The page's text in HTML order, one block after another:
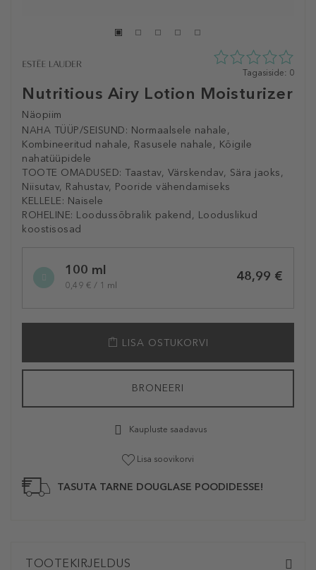
Nutritious Airy Lotion Moisturizer
Näopiim
NAHA TÜÜP/SEISUND: Normaalsele nahale,
Kombineeritud nahale, Rasusele nahale, Kõigile
nahatüüpidele
TOOTE OMADUSED: Taastav, Värskendav, Sära jaoks,
Niisutav, Rahustav, Pooride vähendamiseks
KELLELE: Naisele
ROHELINE: Loodussõbralik pakend, Looduslikud
koostisosad
0
5st
Tagasiside: 0
variation100 ml
0,49 € / 1 ml
48,99 €
LISA OSTUKORVI
BRONEERI
Kaupluste saadavus
Lisa soovikorvi
TASUTA TARNE DOUGLASE POODIDESSE!
TOOTEKIRJELDUS